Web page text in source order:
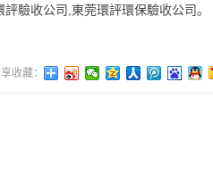
驗收公司,東莞環評環保驗收公司。
收藏：